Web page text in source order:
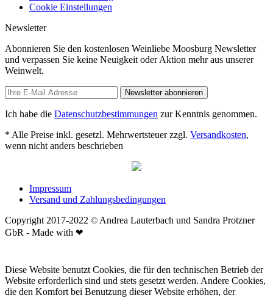
Cookie Einstellungen
Newsletter
Abonnieren Sie den kostenlosen Weinliebe Moosburg Newsletter
und verpassen Sie keine Neuigkeit oder Aktion mehr aus unserer
Weinwelt.
Newsletter abonnieren
Ich habe die Datenschutzbestimmungen zur Kenntnis genommen.
* Alle Preise inkl. gesetzl. Mehrwertsteuer zzgl. Versandkosten,
wenn nicht anders beschrieben
Impressum
Versand und Zahlungsbedingungen
Copyright 2017-2022 © Andrea Lauterbach und Sandra Protzner
GbR - Made with ❤
Diese Website benutzt Cookies, die für den technischen Betrieb der
Website erforderlich sind und stets gesetzt werden. Andere Cookies,
die den Komfort bei Benutzung dieser Website erhöhen, der